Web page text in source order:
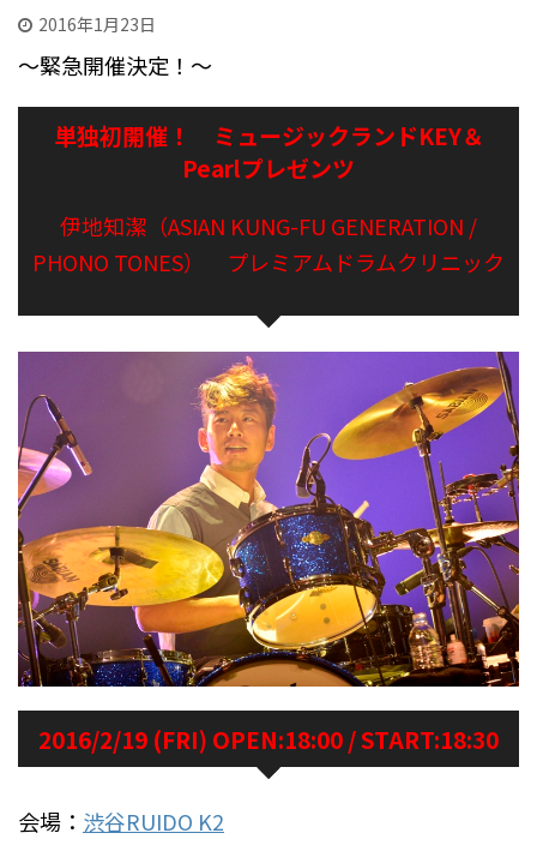
2016年1月23日
〜緊急開催決定！〜
単独初開催！ ミュージックランドKEY＆
Pearlプレゼンツ
伊地知潔（ASIAN KUNG-FU GENERATION /
PHONO TONES） プレミアムドラムクリニック
2016/2/19 (FRI) OPEN:18:00 / START:18:30
会場： 渋谷RUIDO K2